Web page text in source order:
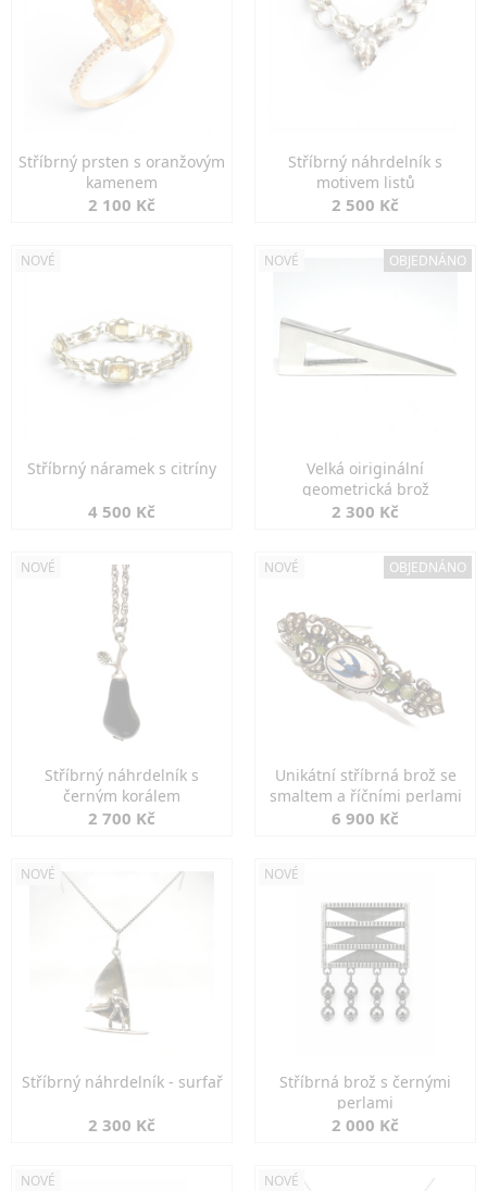
Stříbrný prsten s oranžovým
kamenem
2 100 Kč
Stříbrný náhrdelník s
motivem listů
2 500 Kč
NOVÉ
Stříbrný náramek s citríny
4 500 Kč
NOVÉ OBJEDNÁNO
Velká oiriginální
geometrická brož
2 300 Kč
NOVÉ
Stříbrný náhrdelník s
černým korálem
2 700 Kč
NOVÉ OBJEDNÁNO
Unikátní stříbrná brož se
smaltem a říčními perlami
6 900 Kč
NOVÉ
Stříbrný náhrdelník - surfař
2 300 Kč
NOVÉ
Stříbrná brož s černými
perlami
2 000 Kč
NOVÉ NOVÉ